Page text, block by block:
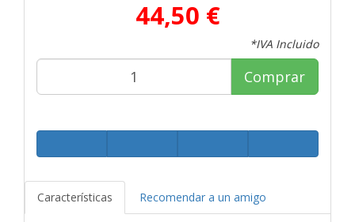
44,50 €
*IVA Incluido
Comprar
Características Recomendar a un amigo